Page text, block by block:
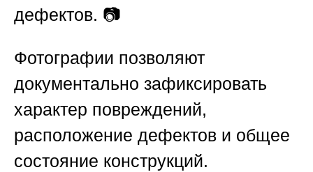
дефектов. 📷
Фотографии позволяют
документально зафиксировать
характер повреждений,
расположение дефектов и общее
состояние конструкций.